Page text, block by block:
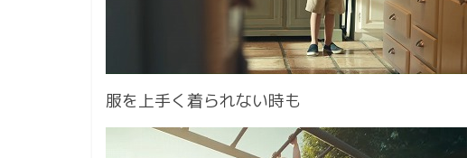
服を上手く着られない時も